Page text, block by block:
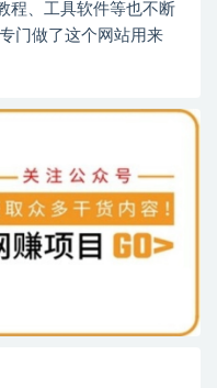
程、工具软件等也不断
门做了这个网站用来